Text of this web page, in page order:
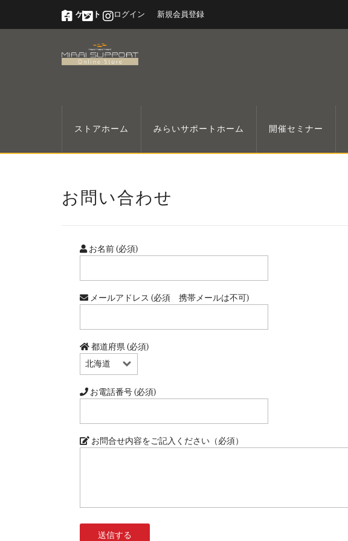
ゲスト ログイン 新規会員登録
ストアホーム みらいサポートホーム 開催セミナー
お問い合わせ
お名前 (必須)
メールアドレス (必須 携帯メールは不可)
都道府県 (必須)
お電話番号 (必須)
お問合せ内容をご記入ください（必須）